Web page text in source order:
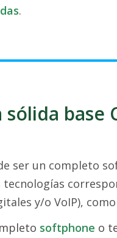
.
sólida base
ser un completo
tecnologías
y/o VoIP),
softphone o